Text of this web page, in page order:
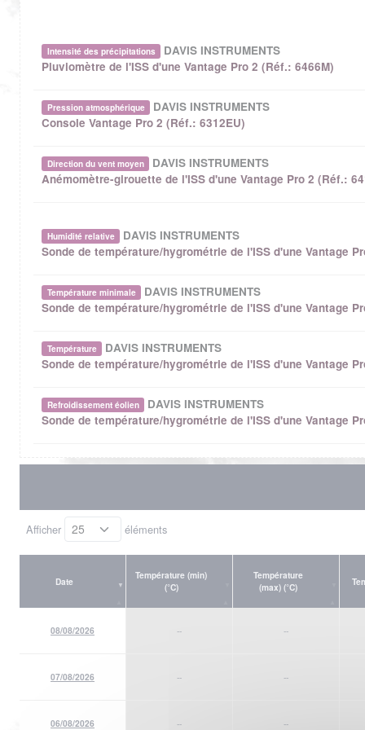
Intensité des précipitations
DAVIS INSTRUMENTS
Pluviomètre de l'ISS d'une Vantage Pro 2 (Réf.: 6466M)
Pression atmosphérique
DAVIS INSTRUMENTS
Console Vantage Pro 2 (Réf.: 6312EU)
Direction du vent moyen
DAVIS INSTRUMENTS
Anémomètre-girouette de l'ISS d'une Vantage Pro 2 (Réf.:
Humidité relative
DAVIS INSTRUMENTS
Sonde de température/hygrométrie de l'ISS d'une Vantage
Température minimale
DAVIS INSTRUMENTS
Sonde de température/hygrométrie de l'ISS d'une Vantage
Température
DAVIS INSTRUMENTS
Sonde de température/hygrométrie de l'ISS d'une Vantage
Refroidissement éolien
DAVIS INSTRUMENTS
Sonde de température/hygrométrie de l'ISS d'une Vantage
Afficher éléments
Date
Température (min)
(°C)
Température
(max) (°C)
08/08/2026 -- --
07/08/2026 -- --
06/08/2026 -- --